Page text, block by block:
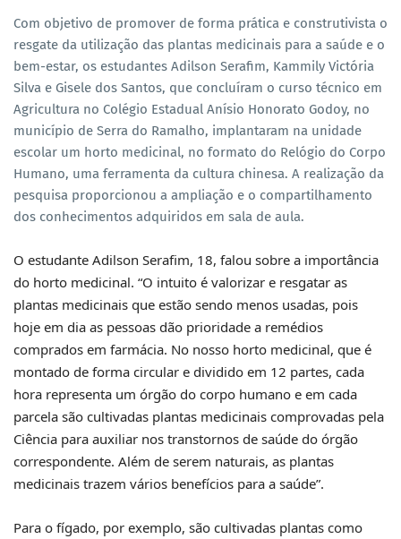
Com objetivo de promover de forma prática e construtivista o
resgate da utilização das plantas medicinais para a saúde e o
bem-estar, os estudantes Adilson Serafim, Kammily Victória
Silva e Gisele dos Santos, que concluíram o curso técnico em
Agricultura no Colégio Estadual Anísio Honorato Godoy, no
município de Serra do Ramalho, implantaram na unidade
escolar um horto medicinal, no formato do Relógio do Corpo
Humano, uma ferramenta da cultura chinesa. A realização da
pesquisa proporcionou a ampliação e o compartilhamento
dos conhecimentos adquiridos em sala de aula.
O estudante Adilson Serafim, 18, falou sobre a importância
do horto medicinal. “O intuito é valorizar e resgatar as
plantas medicinais que estão sendo menos usadas, pois
hoje em dia as pessoas dão prioridade a remédios
comprados em farmácia. No nosso horto medicinal, que é
montado de forma circular e dividido em 12 partes, cada
hora representa um órgão do corpo humano e em cada
parcela são cultivadas plantas medicinais comprovadas pela
Ciência para auxiliar nos transtornos de saúde do órgão
correspondente. Além de serem naturais, as plantas
medicinais trazem vários benefícios para a saúde”.
Para o fígado, por exemplo, são cultivadas plantas como